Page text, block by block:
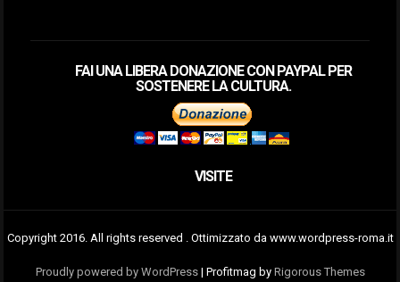
FAI UNA LIBERA DONAZIONE CON PAYPAL PER
SOSTENERE LA CULTURA.
VISITE
Copyright 2016. All rights reserved . Ottimizzato da www.wordpress-roma.it
Proudly powered by WordPress | Profitmag by Rigorous Themes